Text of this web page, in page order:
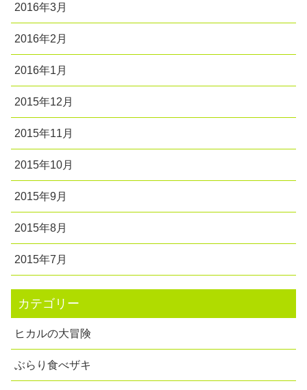
2016年3月
2016年2月
2016年1月
2015年12月
2015年11月
2015年10月
2015年9月
2015年8月
2015年7月
カテゴリー
ヒカルの大冒険
ぶらり食べザキ